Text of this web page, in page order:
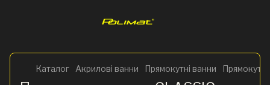
Каталог Акрилові ванни Прямокутні ванни